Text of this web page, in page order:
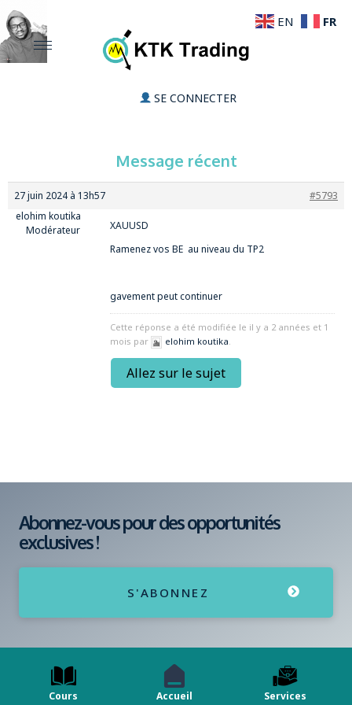
SE CONNECTER
Message récent
27 juin 2024 à 13h57
#5793
elohim koutika
Modérateur
XAUUSD
Ramenez vos BE au niveau du TP2
gavement peut continuer
Cette réponse a été modifiée le il y a 2 années et 1
mois par
elohim koutika
Allez sur le sujet
Abonnez-vous pour des opportunités
exclusives !
S'ABONNEZ
Cours Accueil Services
EN FR